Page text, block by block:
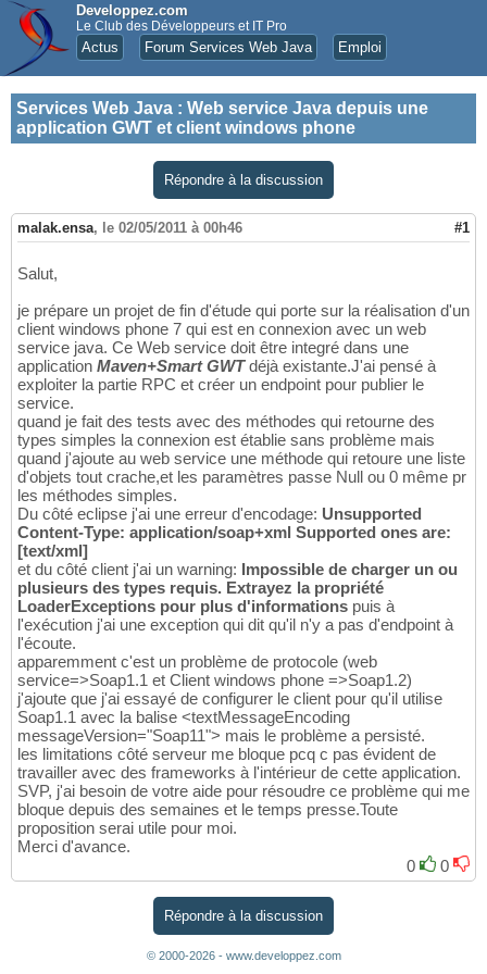
Developpez.com
Le Club des Développeurs et IT Pro
Actus Forum Services Web Java Emploi
Services Web Java : Web service Java depuis une
application GWT et client windows phone
Répondre à la discussion
malak.ensa, le 02/05/2011 à 00h46 #1
Salut,
je prépare un projet de fin d'étude qui porte sur la réalisation d'un
client windows phone 7 qui est en connexion avec un web
service java. Ce Web service doit être integré dans une
application Maven+Smart GWT déjà existante.J'ai pensé à
exploiter la partie RPC et créer un endpoint pour publier le
service.
quand je fait des tests avec des méthodes qui retourne des
types simples la connexion est établie sans problème mais
quand j'ajoute au web service une méthode qui retoure une liste
d'objets tout crache,et les paramètres passe Null ou 0 même pr
les méthodes simples.
Du côté eclipse j'ai une erreur d'encodage: Unsupported
Content-Type: application/soap+xml Supported ones are:
[text/xml]
et du côté client j'ai un warning: Impossible de charger un ou
plusieurs des types requis. Extrayez la propriété
LoaderExceptions pour plus d'informations puis à
l'exécution j'ai une exception qui dit qu'il n'y a pas d'endpoint à
l'écoute.
apparemment c'est un problème de protocole (web
service=>Soap1.1 et Client windows phone =>Soap1.2)
j'ajoute que j'ai essayé de configurer le client pour qu'il utilise
Soap1.1 avec la balise <textMessageEncoding
messageVersion="Soap11"> mais le problème a persisté.
les limitations côté serveur me bloque pcq c pas évident de
travailler avec des frameworks à l'intérieur de cette application.
SVP, j'ai besoin de votre aide pour résoudre ce problème qui me
bloque depuis des semaines et le temps presse.Toute
proposition serai utile pour moi.
Merci d'avance.
0
0
Répondre à la discussion
© 2000-2026 - www.developpez.com